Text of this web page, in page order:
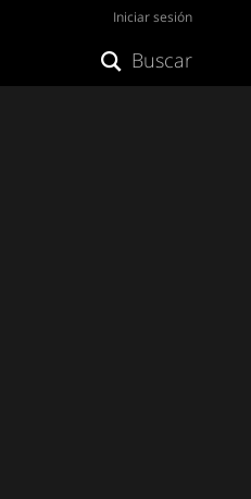
Iniciar sesión
Buscar